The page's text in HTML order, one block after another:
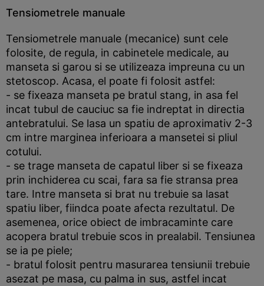
Tensiometrele manuale
Tensiometrele manuale (mecanice) sunt cele
folosite, de regula, in cabinetele medicale, au
manseta si garou si se utilizeaza impreuna cu un
stetoscop. Acasa, el poate fi folosit astfel:
- se fixeaza manseta pe bratul stang, in asa fel
incat tubul de cauciuc sa fie indreptat in directia
antebratului. Se lasa un spatiu de aproximativ 2-3
cm intre marginea inferioara a mansetei si pliul
cotului.
- se trage manseta de capatul liber si se fixeaza
prin inchiderea cu scai, fara sa fie stransa prea
tare. Intre manseta si brat nu trebuie sa lasat
spatiu liber, fiindca poate afecta rezultatul. De
asemenea, orice obiect de imbracaminte care
acopera bratul trebuie scos in prealabil. Tensiunea
se ia pe piele;
- bratul folosit pentru masurarea tensiunii trebuie
asezat pe masa, cu palma in sus, astfel incat